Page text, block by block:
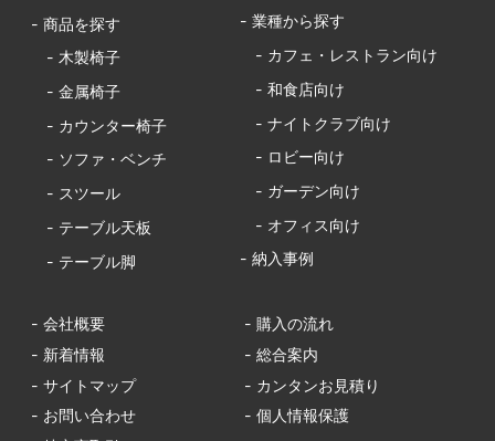
- 商品を探す
- 木製椅子
- 金属椅子
- カウンター椅子
- ソファ・ベンチ
- スツール
- テーブル天板
- テーブル脚
- 業種から探す
- カフェ・レストラン向け
- 和食店向け
- ナイトクラブ向け
- ロビー向け
- ガーデン向け
- オフィス向け
- 納入事例
- 会社概要
- 購入の流れ
- 新着情報
- 総合案内
- サイトマップ
- カンタンお見積り
- お問い合わせ
- 個人情報保護